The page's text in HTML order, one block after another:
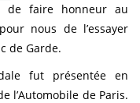
de faire honneur au
nous de l’essayer
de Garde.
fut présentée en
l’Automobile de Paris.